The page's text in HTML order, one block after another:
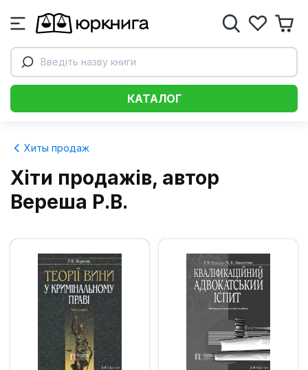
Введіть назву книги
КАТАЛОГ
Хиты продаж
Хіти продажів, автор
Вереша Р.В.